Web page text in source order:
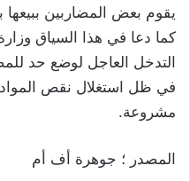
كما دعا في هذا السياق
التدخل العاجل لوضع حد
في ظل استغلال نقص المواد
مشروعة.
المصدر ؛ جوهرة أف أم